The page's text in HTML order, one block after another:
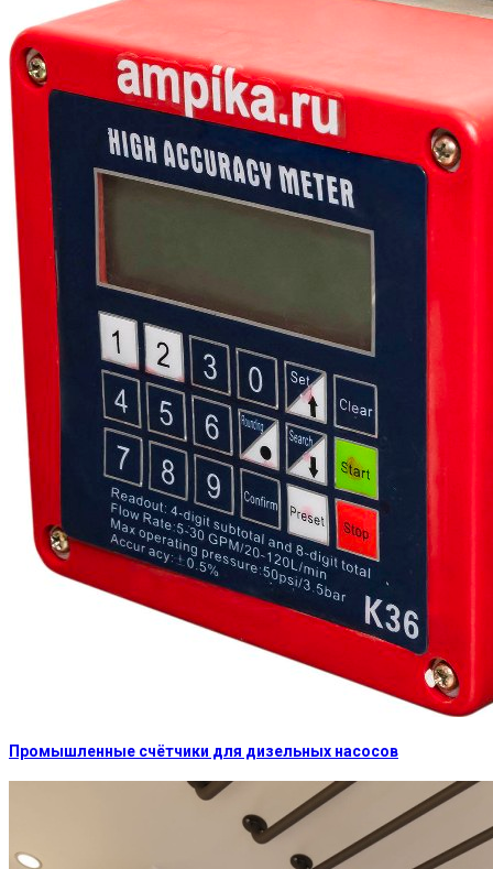
Промышленные счётчики для дизельных насосов